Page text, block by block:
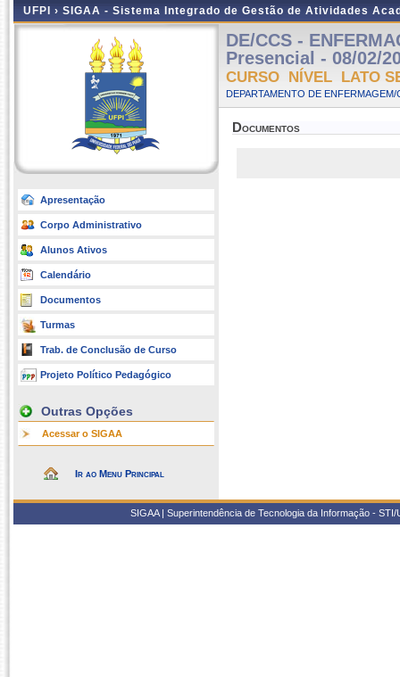
UFPI › SIGAA - Sistema Integrado de Gestão de Atividades
Apresentação
Corpo Administrativo
Alunos Ativos
Calendário
Documentos
Turmas
Trab. de Conclusão de Curso
Projeto Político Pedagógico
Outras Opções
Acessar o SIGAA
Ir ao Menu Principal
DE/CCS -
Presencial - 08/02/
CURSO NÍVEL LATO
DEPARTAMENTO DE
Documentos
SIGAA | Superintendência de Tecnologia da Informação -